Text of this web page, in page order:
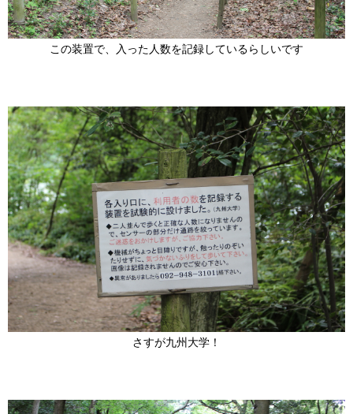
この装置で、入った人数を記録しているらしいです
さすが九州大学！